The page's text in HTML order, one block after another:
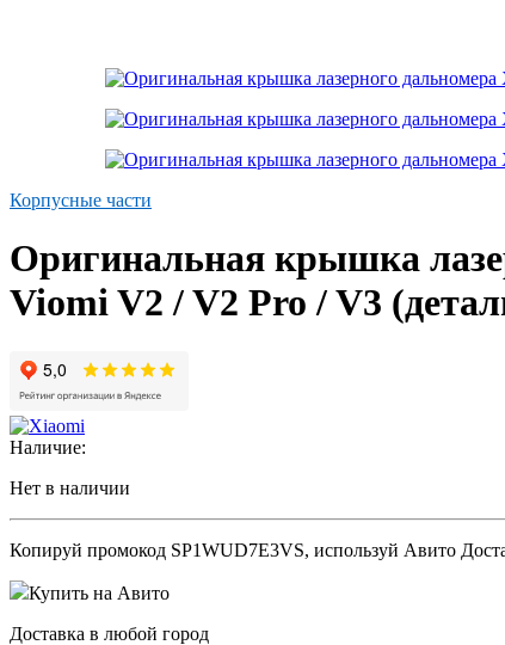
Корпусные части
Оригинальная крышка
Viomi V2 / V2 Pro / V3
Наличие:
Нет в наличии
Копируй промокод SP1WUD7E3VS, используй Авито
Купить на Авито
Доставка в любой город